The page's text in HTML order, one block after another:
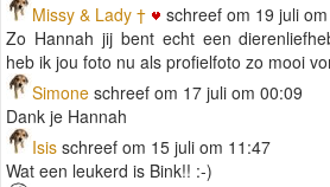
Missy & Lady †
schreef om 19 juli
Zo Hannah jij bent echt een
heb ik jou foto nu als profielfoto zo mooi
Simone schreef om 17 juli om 00:09
Dank je Hannah
Isis schreef om 15 juli om 11:47
Wat een leukerd is Bink!! :-)